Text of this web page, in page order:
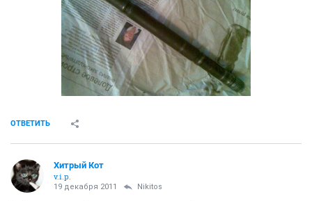
ОТВЕТИТЬ
Хитрый Кот
v.i.p.
19 декабря 2011 Nikitos